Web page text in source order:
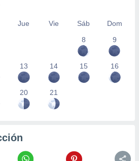
Jue Vie Sáb
Dom
8
9
13 14 15 16
20 21